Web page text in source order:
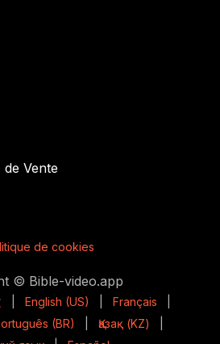
de Vente
de cookies
© Bible-video.app
English (US) Français
(BR) Қазақ (KZ)